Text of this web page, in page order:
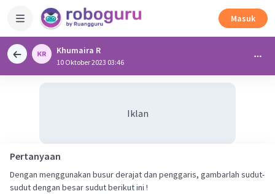
Masuk
Khumaira R
10 Oktober 2023 03:46
Iklan
Pertanyaan
Dengan menggunakan busur derajat dan penggaris, gambarlah sudut-
sudut dengan besar sudut berikut ini !